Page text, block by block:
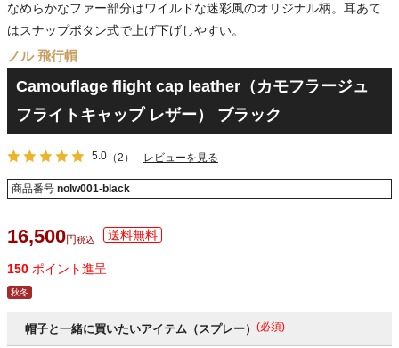
なめらかなファー部分はワイルドな迷彩風のオリジナル柄。耳あて
はスナップボタン式で上げ下げしやすい。
ノル 飛行帽
Camouflage flight cap leather（カモフラージュ
フライトキャップ レザー） ブラック
5.0 （2） レビューを見る
商品番号 nolw001-black
16,500 税込
150 ポイント進呈
秋冬
帽子と一緒に買いたいアイテム（スプレー） (必須)